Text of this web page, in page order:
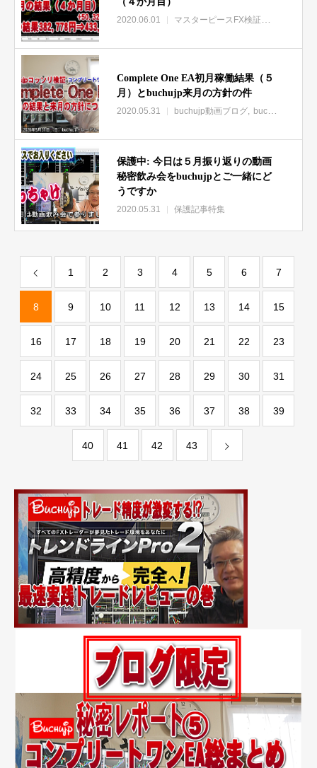
2020.06.01 マスターピースFX検証実践レビューbuchujp動画
Complete One EA初月稼働結果（５
月）とbuchujp来月の方針の件
2020.05.31 buchujp動画ブログ buchujpブログ限定動画集
保護中: 今日は５月振り返りの動画
秘密飲み会をbuchujpとご一緒にど
うですか
2020.05.31 保護記事特集
1 2 3 4 5 6 7
8 9 10 11 12 13 14 15
16 17 18 19 20 21 22 23
24 25 26 27 28 29 30 31
32 33 34 35 36 37 38 39
40 41 42 43